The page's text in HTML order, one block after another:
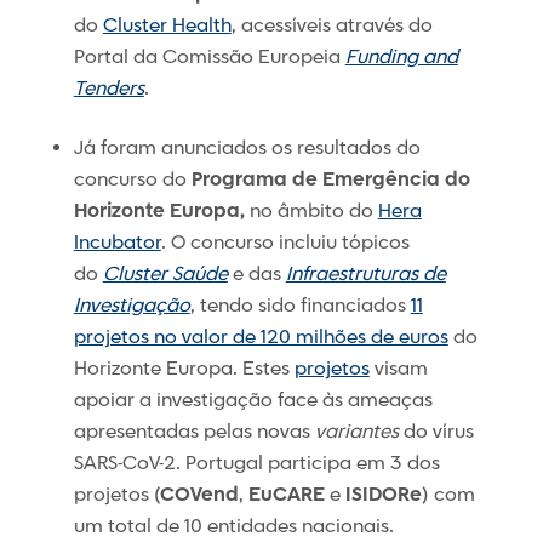
do Cluster Health, acessíveis através do
Portal da Comissão Europeia Funding and
Tenders.
Já foram anunciados os resultados do
concurso do Programa de Emergência do
Horizonte Europa, no âmbito do Hera
Incubator. O concurso incluiu tópicos
do Cluster Saúdee das Infraestruturas de
Investigação, tendo sido financiados11
projetos no valor de 120 milhões de eurosdo
Horizonte Europa. Estes projetosvisam
apoiar a investigação face às ameaças
apresentadas pelas novas variantesdo vírus
SARS-CoV-2. Portugal participa em 3 dos
projetos (COVend, EuCAREe ISIDORe) com
um total de 10 entidades nacionais.